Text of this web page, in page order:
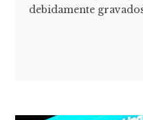
debidamente